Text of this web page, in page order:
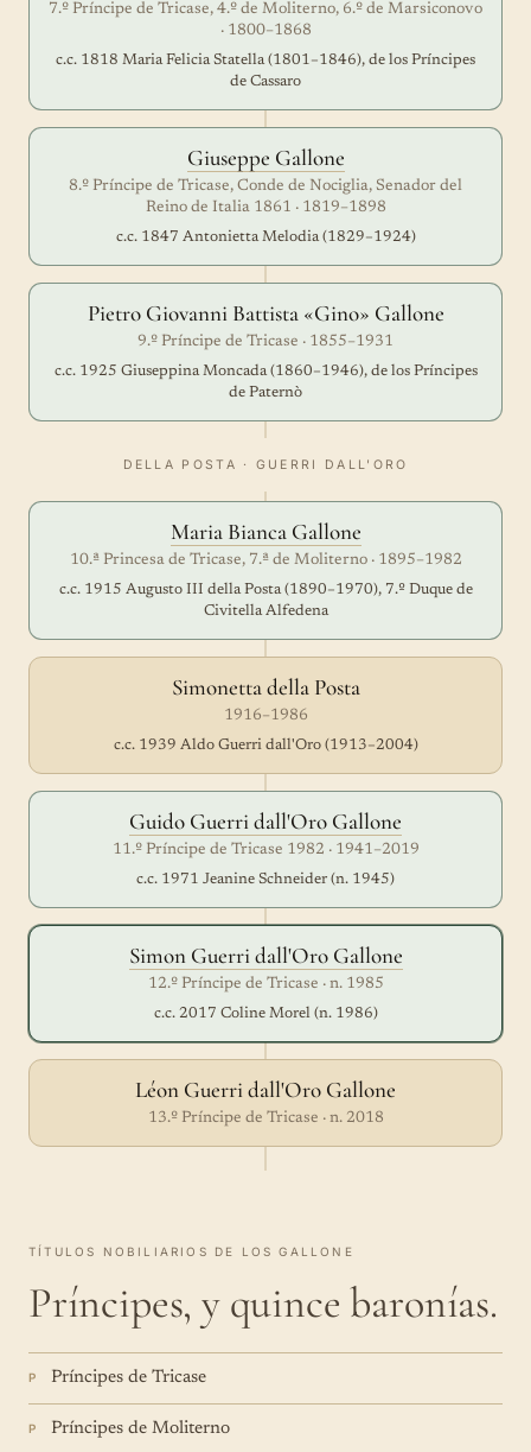
7.º Príncipe de Tricase, 4.º de Moliterno, 6.º de Marsiconovo
· 1800–1868
c.c. 1818 Maria Felicia Statella (1801–1846), de los Príncipes
de Cassaro
Giuseppe Gallone
8.º Príncipe de Tricase, Conde de Nociglia, Senador del
Reino de Italia 1861 · 1819–1898
c.c. 1847 Antonietta Melodia (1829–1924)
Pietro Giovanni Battista «Gino» Gallone
9.º Príncipe de Tricase · 1855–1931
c.c. 1925 Giuseppina Moncada (1860–1946), de los Príncipes
de Paternò
DELLA POSTA · GUERRI DALL'ORO
Maria Bianca Gallone
10.ª Princesa de Tricase, 7.ª de Moliterno · 1895–1982
c.c. 1915 Augusto III della Posta (1890–1970), 7.º Duque de
Civitella Alfedena
Simonetta della Posta
1916–1986
c.c. 1939 Aldo Guerri dall'Oro (1913–2004)
Guido Guerri dall'Oro Gallone
11.º Príncipe de Tricase 1982 · 1941–2019
c.c. 1971 Jeanine Schneider (n. 1945)
Simon Guerri dall'Oro Gallone
12.º Príncipe de Tricase · n. 1985
c.c. 2017 Coline Morel (n. 1986)
Léon Guerri dall'Oro Gallone
13.º Príncipe de Tricase · n. 2018
TÍTULOS NOBILIARIOS DE LOS GALLONE
Príncipes, y quince baronías.
P Príncipes de Tricase
P Príncipes de Moliterno